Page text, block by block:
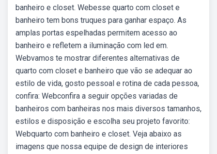
banheiro e closet. Webesse quarto com closet e
banheiro tem bons truques para ganhar espaço. As
amplas portas espelhadas permitem acesso ao
banheiro e refletem a iluminação com led em.
Webvamos te mostrar diferentes alternativas de
quarto com closet e banheiro que vão se adequar ao
estilo de vida, gosto pessoal e rotina de cada pessoa,
confira: Webconfira a seguir opções variadas de
banheiros com banheiras nos mais diversos tamanhos,
estilos e disposição e escolha seu projeto favorito:
Webquarto com banheiro e closet. Veja abaixo as
imagens que nossa equipe de design de interiores